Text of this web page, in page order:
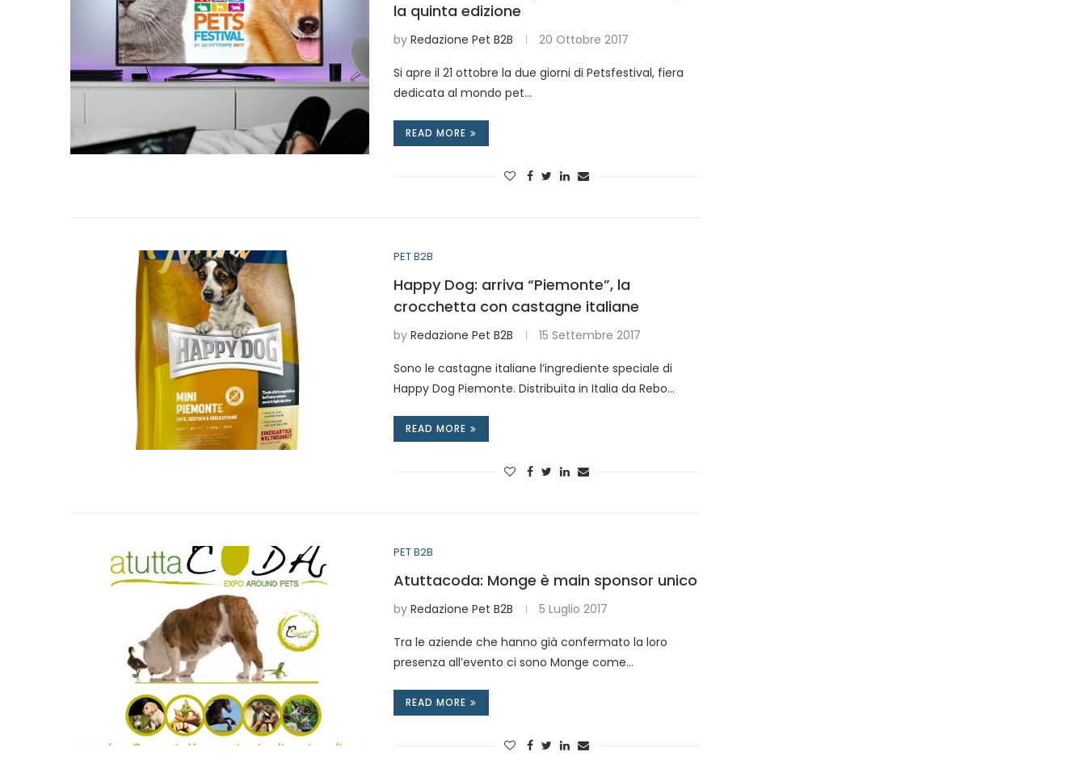
la quinta edizione
by Redazione Pet B2B 20 Ottobre 2017
Si apre il 21 ottobre la due giorni di Petsfestival, fiera
dedicata al mondo pet…
READ MORE
PET B2B
Happy Dog: arriva “Piemonte”, la
crocchetta con castagne italiane
by Redazione Pet B2B 15 Settembre 2017
Sono le castagne italiane l’ingrediente speciale di
Happy Dog Piemonte. Distribuita in Italia da Rebo…
READ MORE
PET B2B
Atuttacoda: Monge è main sponsor unico
by Redazione Pet B2B 5 Luglio 2017
Tra le aziende che hanno già confermato la loro
presenza all’evento ci sono Monge come…
READ MORE